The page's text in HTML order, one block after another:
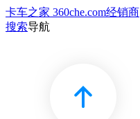
卡车之家 360che.com经销商
搜索导航